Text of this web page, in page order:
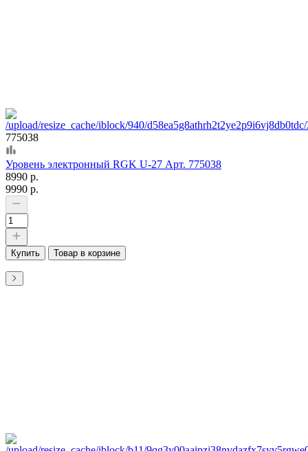
775038
Уровень электронный RGK U-27 Арт. 775038
8990 р.
9990 р.
Купить Товар в корзине